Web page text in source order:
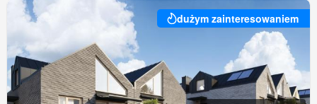
dużym zainteresowaniem